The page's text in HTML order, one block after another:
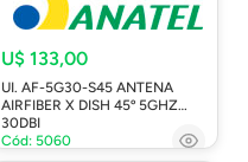
U$ 133,00
UI. AF-5G30-S45 ANTENA
AIRFIBER X DISH 45º 5GHZ
30DBI
Cód: 5060